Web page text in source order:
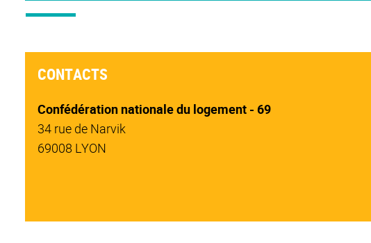
CONTACTS
Confédération nationale du logement - 69
34 rue de Narvik
69008 LYON